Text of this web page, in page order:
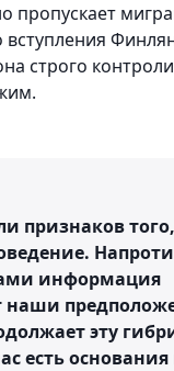
пропускает
вступления
строго
признаков
информация
наши
эту
есть основания